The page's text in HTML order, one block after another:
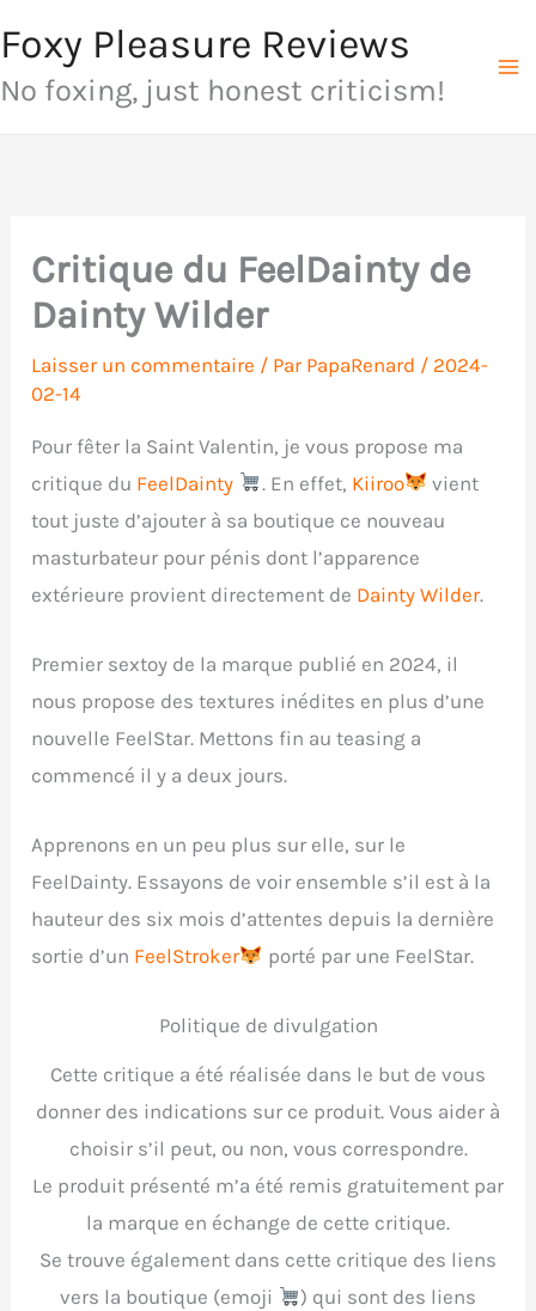
au
contenu
Foxy Pleasure Reviews
No foxing, just honest criticism!
Critique du FeelDainty de
Dainty Wilder
Laisser un commentaire / Par PapaRenard / 2024-
02-14
Pour fêter la Saint Valentin, je vous propose ma
critique du FeelDainty . En effet, Kiiroo
vient
tout juste d’ajouter à sa boutique ce nouveau
masturbateur pour pénis dont l’apparence
extérieure provient directement de Dainty Wilder.
Premier sextoy de la marque publié en 2024, il
nous propose des textures inédites en plus d’une
nouvelle FeelStar. Mettons fin au teasing a
commencé il y a deux jours.
Apprenons en un peu plus sur elle, sur le
FeelDainty. Essayons de voir ensemble s’il est à la
hauteur des six mois d’attentes depuis la dernière
sortie d’un FeelStroker porté par une FeelStar.
Politique de divulgation
Cette critique a été réalisée dans le but de vous
donner des indications sur ce produit. Vous aider à
choisir s’il peut, ou non, vous correspondre.
Le produit présenté m’a été remis gratuitement par
la marque en échange de cette critique.
Se trouve également dans cette critique des liens
vers la boutique (emoji
) qui sont des liens